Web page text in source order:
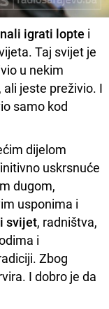
igrati lopte i
Taj svijet je
u nekim
jeste preživio. I
samo kod
dijelom
uskrsnuće
dugom,
usponima i
svijet, radništva,
i
Zbog
I dobro je da